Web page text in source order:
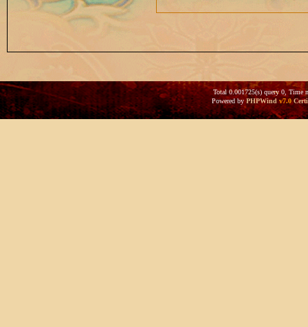
Total 0.001725(s) query 0, Time
Powered byPHPWind v7.0